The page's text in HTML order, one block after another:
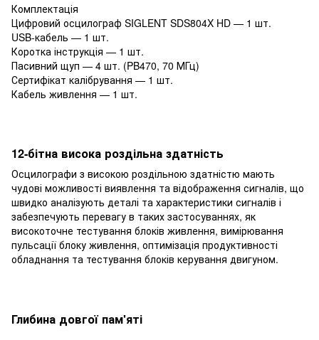
Комплектація
Цифровий осцилограф SIGLENT SDS804X HD — 1 шт.
USB-кабель — 1 шт.
Коротка інструкція — 1 шт.
Пасивний щуп — 4 шт. (PB470, 70 МГц)
Сертифікат калібрування — 1 шт.
Кабель живлення — 1 шт.
12-бітна висока роздільна здатність
Осцилографи з високою роздільною здатністю мають
чудові можливості виявлення та відображення сигналів, що
швидко аналізують деталі та характеристики сигналів і
забезпечують перевагу в таких застосуваннях, як
високоточне тестування блоків живлення, вимірювання
пульсації блоку живлення, оптимізація продуктивності
обладнання та тестування блоків керування двигуном.
Глибина довгої пам'яті